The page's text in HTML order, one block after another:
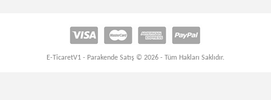
E-TicaretV1 - Parakende Satış © 2026 - Tüm Hakları Saklıdır.